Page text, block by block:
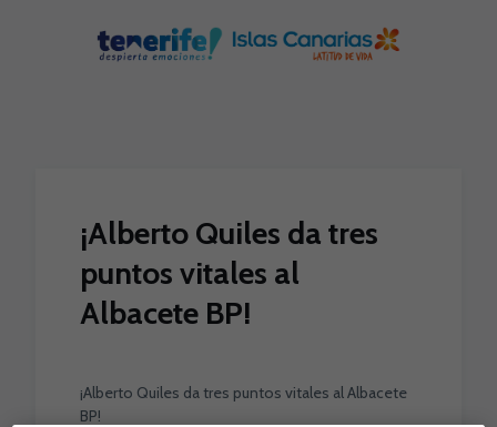
¡Alberto Quiles da tres
puntos vitales al
Albacete BP!
¡Alberto Quiles da tres puntos vitales al Albacete
BP!